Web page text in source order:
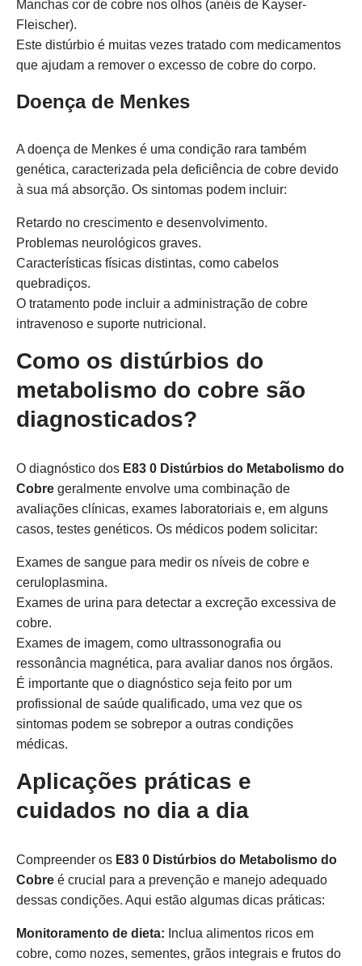
Manchas cor de cobre nos olhos (anéis de Kayser-
Fleischer).
Este distúrbio é muitas vezes tratado com medicamentos
que ajudam a remover o excesso de cobre do corpo.
Doença de Menkes
A doença de Menkes é uma condição rara também
genética, caracterizada pela deficiência de cobre devido
à sua má absorção. Os sintomas podem incluir:
Retardo no crescimento e desenvolvimento.
Problemas neurológicos graves.
Características físicas distintas, como cabelos
quebradiços.
O tratamento pode incluir a administração de cobre
intravenoso e suporte nutricional.
Como os distúrbios do
metabolismo do cobre são
diagnosticados?
O diagnóstico dos E83 0 Distúrbios do Metabolismo do
Cobre geralmente envolve uma combinação de
avaliações clínicas, exames laboratoriais e, em alguns
casos, testes genéticos. Os médicos podem solicitar:
Exames de sangue para medir os níveis de cobre e
ceruloplasmina.
Exames de urina para detectar a excreção excessiva de
cobre.
Exames de imagem, como ultrassonografia ou
ressonância magnética, para avaliar danos nos órgãos.
É importante que o diagnóstico seja feito por um
profissional de saúde qualificado, uma vez que os
sintomas podem se sobrepor a outras condições
médicas.
Aplicações práticas e
cuidados no dia a dia
Compreender os E83 0 Distúrbios do Metabolismo do
Cobre é crucial para a prevenção e manejo adequado
dessas condições. Aqui estão algumas dicas práticas:
Monitoramento de dieta: Inclua alimentos ricos em
cobre, como nozes, sementes, grãos integrais e frutos do